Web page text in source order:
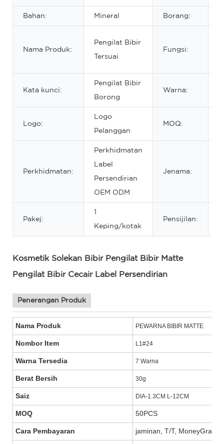
Bahan: Mineral Borang:
Nama Produk:
Pengilat Bibir
Tersuai
Fungsi:
Kata kunci:
Pengilat Bibir
Borong
Warna:
Logo:
Logo
Pelanggan
MOQ:
Perkhidmatan:
Perkhidmatan
Label
Persendirian
OEM ODM
Jenama:
Pakej:
1
Keping/kotak
Pensijilan:
Kosmetik Solekan Bibir Pengilat Bibir Matte
Pengilat Bibir Cecair Label Persendirian
Penerangan Produk
Nama Produk PEWARNA BIBIR MATTE
Nombor Item L1#24
Warna Tersedia 7 Warna
Berat Bersih 30g
Saiz DIA-1.3CM L-12CM
MOQ 50PCS
Cara Pembayaran jaminan, T/T, MoneyGram,